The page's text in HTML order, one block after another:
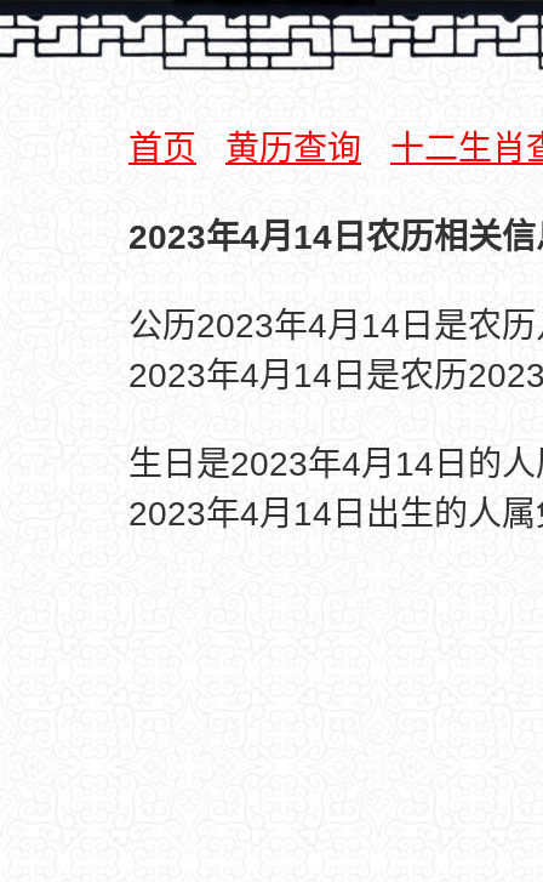
首页 黄历查询 十二生肖
2023年4月14日农历相关
公历2023年4月14日是农
2023年4月14日是农历
生日是2023年4月14日的
2023年4月14日出生的人